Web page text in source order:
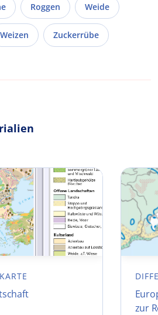
Roggen Weide
Weizen Zuckerrübe
zur